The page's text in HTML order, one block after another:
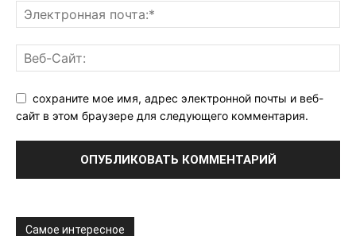
сохраните мое имя, адрес электронной почты и веб-
сайт в этом браузере для следующего комментария.
Самое интересное